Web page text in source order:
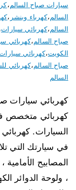
سيارات صباح السالم،
السالم،كهرباء وبنشر ،
السالم،كهربائي سيارات
صباح السالم،كهربائي
الكويت،كهربائي
صباح السالم،كهربائي
السالم
كهربائي سيارات
كهربائي متخصص
السيارات.
في سيارتك التي
المصابيح الأمامية
، ولوحة الدوائر